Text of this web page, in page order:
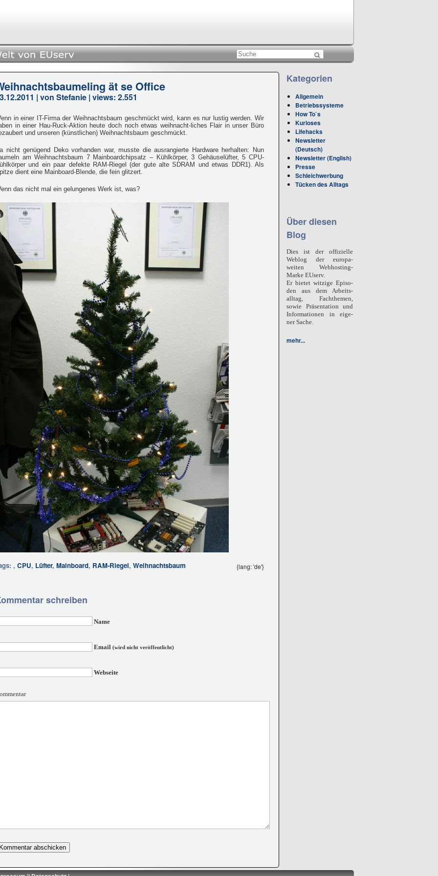
ät se Office
| von Stefanie | views: 2.551
in einer IT-Firma der Weihnachtsbaum geschmückt wird, kann es nur lustig werden. Wir
in einer Hau-Ruck-Aktion heute doch noch etwas weihnacht-liches Flair in unser Büro
und unseren (künstlichen) Weihnachtsbaum geschmückt.
nicht genügend Deko vorhanden war, musste die ausrangierte Hardware herhalten: Nun
am Weihnachtsbaum 7 Mainboardchipsatz – Kühlkörper, 3 Gehäuselüfter, 5 CPU-
und ein paar defekte RAM-Riegel (der gute alte SDRAM und etwas DDR1). Als
dient eine Mainboard-Blende, die fein glitzert.
das nicht mal ein gelungenes Werk ist, was?
{lang: 'de'}
, CPU, Lüfter, Mainboard, RAM-Riegel, Weihnachtsbaum
schreiben
Name
Email (wird nicht veröffentlicht)
Webseite
Kategorien
Allgemein
Betriebssysteme
How To`s
Kurioses
Lifehacks
Newsletter
(Deutsch)
Newsletter (English)
Presse
Schleichwerbung
Tücken des Alltags
Über diesen
Blog
Dies ist der offizielle
Weblog der europa-
weiten Webhosting-
Marke EUserv.
Er bietet witzige Episo-
den aus dem Arbeits-
alltag, Fachthemen,
sowie Präsentation und
Informationen in eige-
ner Sache.
mehr...